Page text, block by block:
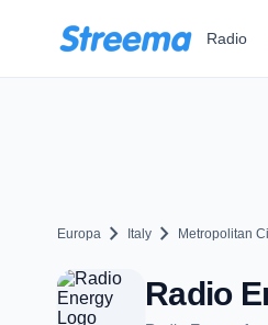
Radio
Europa chevron_right Italy chevron_right Metropolitan
Radio